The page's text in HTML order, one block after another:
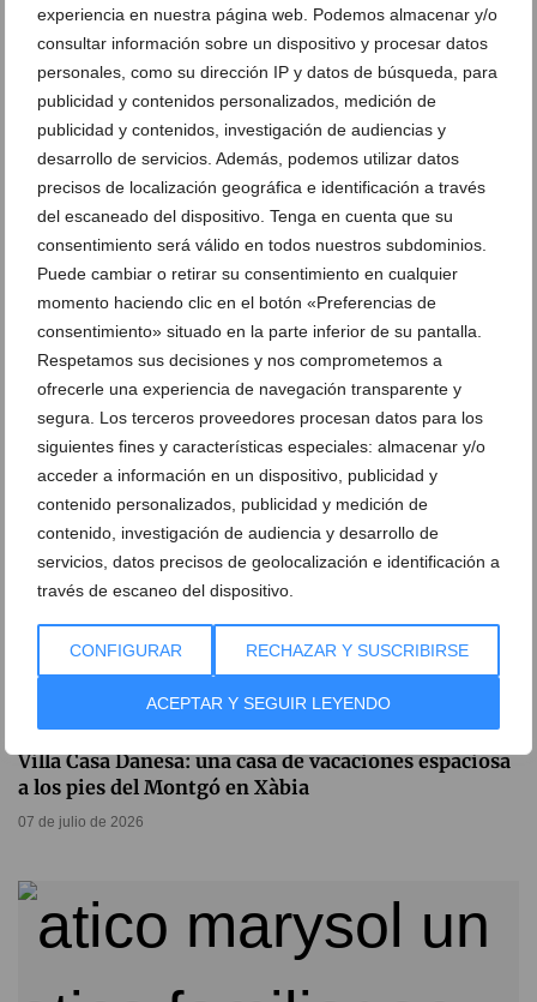
experiencia en nuestra página web. Podemos almacenar y/o
consultar información sobre un dispositivo y procesar datos
personales, como su dirección IP y datos de búsqueda, para
publicidad y contenidos personalizados, medición de
publicidad y contenidos, investigación de audiencias y
desarrollo de servicios. Además, podemos utilizar datos
precisos de localización geográfica e identificación a través
del escaneado del dispositivo. Tenga en cuenta que su
consentimiento será válido en todos nuestros subdominios.
Puede cambiar o retirar su consentimiento en cualquier
momento haciendo clic en el botón «Preferencias de
consentimiento» situado en la parte inferior de su pantalla.
Respetamos sus decisiones y nos comprometemos a
ofrecerle una experiencia de navegación transparente y
segura. Los terceros proveedores procesan datos para los
siguientes fines y características especiales: almacenar y/o
acceder a información en un dispositivo, publicidad y
contenido personalizados, publicidad y medición de
contenido, investigación de audiencia y desarrollo de
servicios, datos precisos de geolocalización e identificación a
través de escaneo del dispositivo.
CONFIGURAR RECHAZAR Y SUSCRIBIRSE
ACEPTAR Y SEGUIR LEYENDO
Casa Zoe: La villa en Pedreguer con piscina privada
y vistas al mar para unas vacaciones perfectas
10 de julio de 2026
Villa Casa Danesa: una casa de vacaciones espaciosa
a los pies del Montgó en Xàbia
07 de julio de 2026